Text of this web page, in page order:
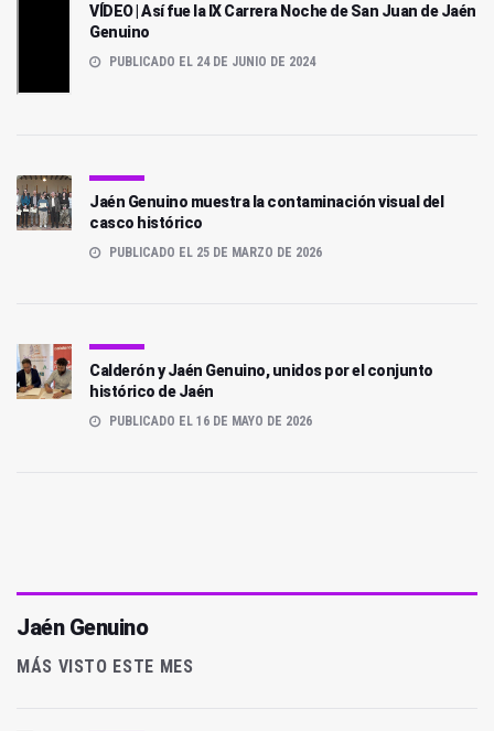
VÍDEO | Así fue la IX Carrera Noche de San Juan de Jaén
Genuino
PUBLICADO EL 24 DE JUNIO DE 2024
Jaén Genuino muestra la contaminación visual del
casco histórico
PUBLICADO EL 25 DE MARZO DE 2026
Calderón y Jaén Genuino, unidos por el conjunto
histórico de Jaén
PUBLICADO EL 16 DE MAYO DE 2026
Jaén Genuino
MÁS VISTO ESTE MES